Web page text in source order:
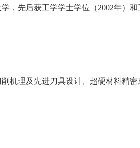
，先后获工学学士学位（2002年）
机理及先进刀具设计、超硬材料精